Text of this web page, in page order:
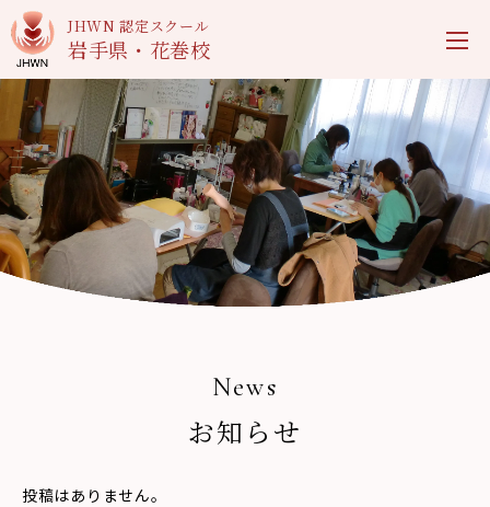
JHWN 認定スクール
岩手県・花巻校
News
お知らせ
投稿はありません。